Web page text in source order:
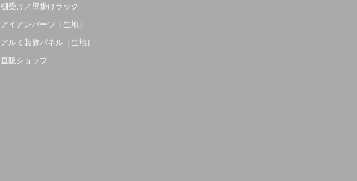
棚受け／壁掛けラック
アイアンパーツ［生地］
アルミ装飾パネル［生地］
直販ショップ